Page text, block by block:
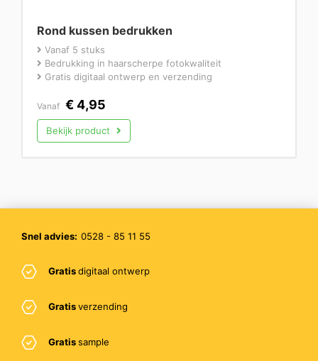
Rond kussen bedrukken
Vanaf 5 stuks
Bedrukking in haarscherpe fotokwaliteit
Gratis digitaal ontwerp en verzending
Vanaf €4,95
Bekijk product
Snel advies: 0528 - 85 11 55
Gratisdigitaal ontwerp
Gratisverzending
Gratissample